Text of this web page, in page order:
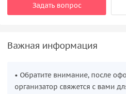
Задать вопрос
Важная информация
• Обратите внимание, после
организатор свяжется с вами